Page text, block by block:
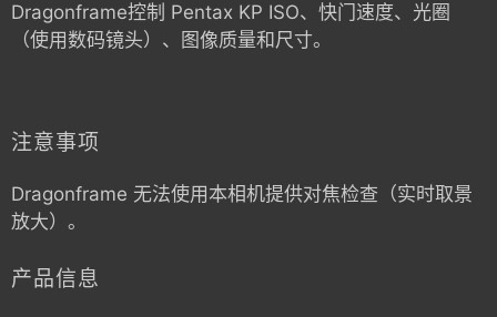
Dragonframe控制 Pentax KP ISO、快门速度、光圈
（使用数码镜头）、图像质量和尺寸。
注意事项
Dragonframe 无法使用本相机提供对焦检查（实时取景
放大）。
产品信息